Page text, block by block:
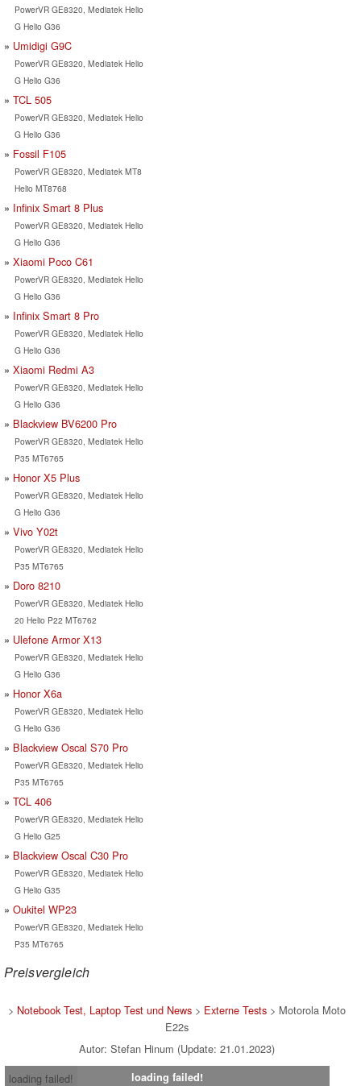
PowerVR GE8320, Mediatek Helio
G Helio G36
Umidigi G9C
PowerVR GE8320, Mediatek Helio
G Helio G36
TCL 505
PowerVR GE8320, Mediatek Helio
G Helio G36
Fossil F105
PowerVR GE8320, Mediatek MT8
Helio MT8768
Infinix Smart 8 Plus
PowerVR GE8320, Mediatek Helio
G Helio G36
Xiaomi Poco C61
PowerVR GE8320, Mediatek Helio
G Helio G36
Infinix Smart 8 Pro
PowerVR GE8320, Mediatek Helio
G Helio G36
Xiaomi Redmi A3
PowerVR GE8320, Mediatek Helio
G Helio G36
Blackview BV6200 Pro
PowerVR GE8320, Mediatek Helio
P35 MT6765
Honor X5 Plus
PowerVR GE8320, Mediatek Helio
G Helio G36
Vivo Y02t
PowerVR GE8320, Mediatek Helio
P35 MT6765
Doro 8210
PowerVR GE8320, Mediatek Helio
20 Helio P22 MT6762
Ulefone Armor X13
PowerVR GE8320, Mediatek Helio
G Helio G36
Honor X6a
PowerVR GE8320, Mediatek Helio
G Helio G36
Blackview Oscal S70 Pro
PowerVR GE8320, Mediatek Helio
P35 MT6765
TCL 406
PowerVR GE8320, Mediatek Helio
G Helio G25
Blackview Oscal C30 Pro
PowerVR GE8320, Mediatek Helio
G Helio G35
Oukitel WP23
PowerVR GE8320, Mediatek Helio
P35 MT6765
Preisvergleich
> Notebook Test, Laptop Test und News> Externe Tests> Motorola Moto
E22s
Autor: Stefan Hinum (Update: 21.01.2023)
loading failed!
loading failed!